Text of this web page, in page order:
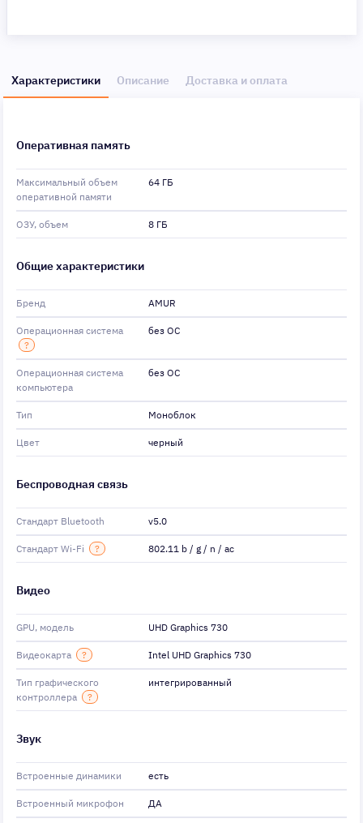
Характеристики Описание Доставка и оплата
Оперативная память
Максимальный объем
оперативной памяти
64 ГБ
ОЗУ, объем 8 ГБ
Общие характеристики
Бренд AMUR
Операционная система
?
без ОС
Операционная система
компьютера
без ОС
Тип Моноблок
Цвет черный
Беспроводная связь
Стандарт Bluetooth v5.0
Стандарт Wi-Fi ? 802.11 b / g / n / ac
Видео
GPU, модель UHD Graphics 730
Видеокарта ? Intel UHD Graphics 730
Тип графического
контроллера
?
интегрированный
Звук
Встроенные динамики есть
Встроенный микрофон ДА